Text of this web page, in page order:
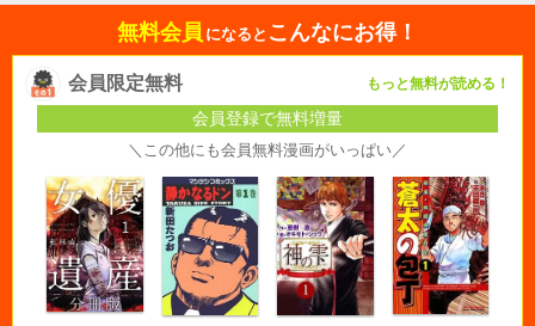
無料会員 になると こんなにお得！
会員限定無料 もっと無料が読める！
会員登録で無料増量
＼この他にも会員無料漫画がいっぱい／